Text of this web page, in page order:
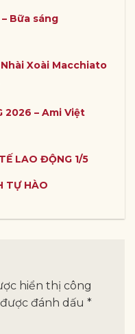
Bữa sáng
Xoài Macchiato
2026 – Ami Việt
LAO ĐỘNG 1/5
TỰ HÀO
hiển thị công
đánh dấu *